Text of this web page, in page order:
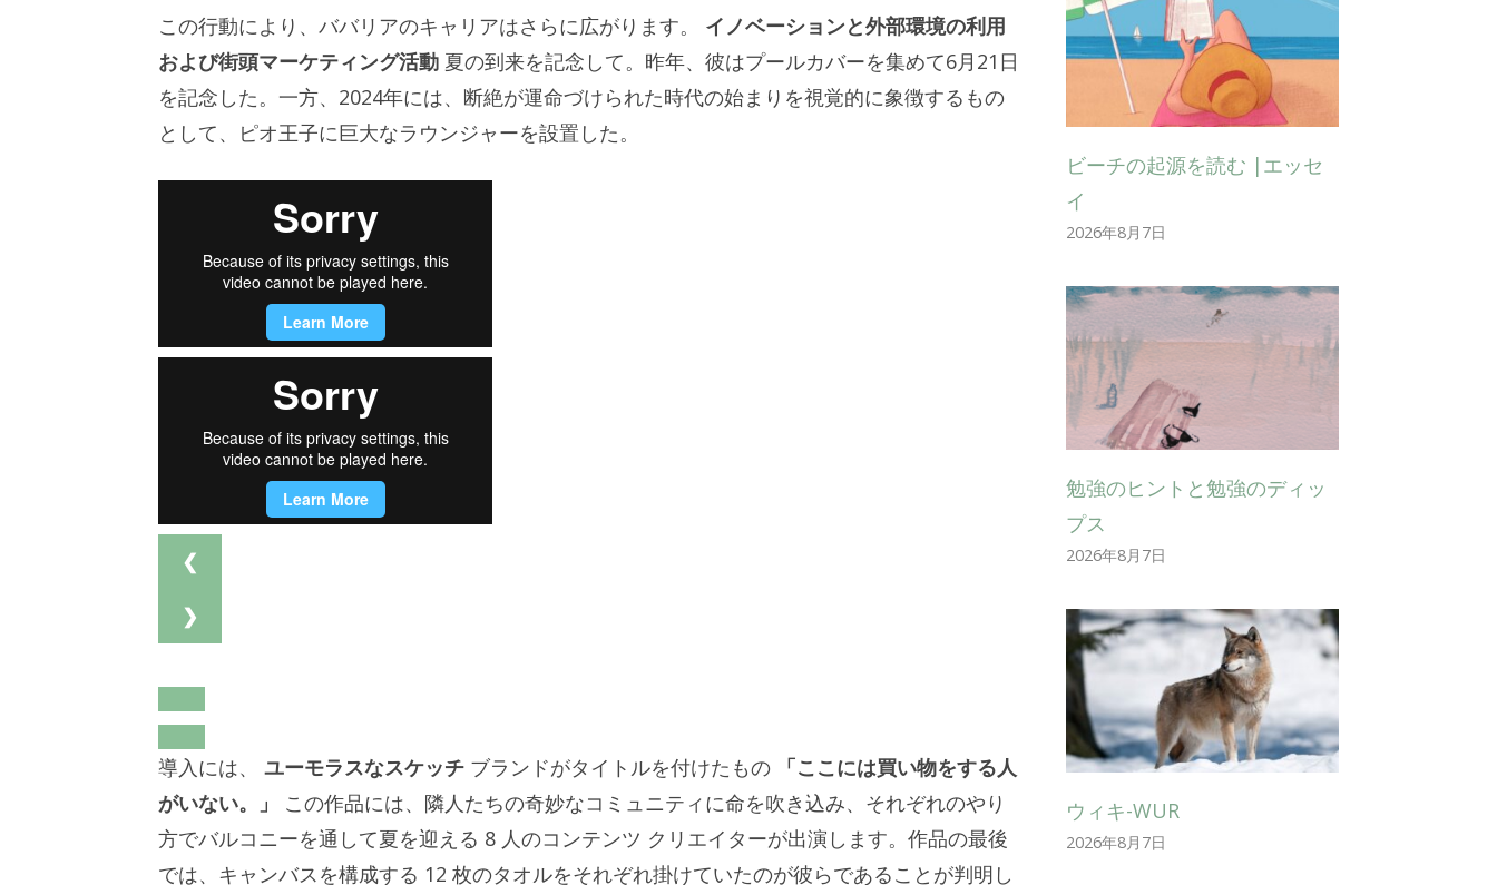
この行動により、ババリアのキャリアはさらに広がります。
イノベーションと外部環境の利用
および街頭マーケティング活動 夏の到来を記念して。昨年、彼はプールカバーを集めて6月21日
を記念した。一方、2024年には、断絶が運命づけられた時代の始まりを視覚的に象徴するもの
として、ピオ王子に巨大なラウンジャーを設置した。
❮
❯
導入には、 ユーモラスなスケッチ ブランドがタイトルを付けたもの
「ここには買い物をする人
がいない。」 この作品には、隣人たちの奇妙なコミュニティに命を吹き込み、それぞれのやり
方でバルコニーを通して夏を迎える 8 人のコンテンツ クリエイターが出演します。作品の最後
では、キャンバスを構成する 12 枚のタオルをそれぞれ掛けていたのが彼らであることが判明し
ビーチの起源を読む |エッセ
イ
2026年8月7日
勉強のヒントと勉強のディッ
プス
2026年8月7日
ウィキ-WUR
2026年8月7日